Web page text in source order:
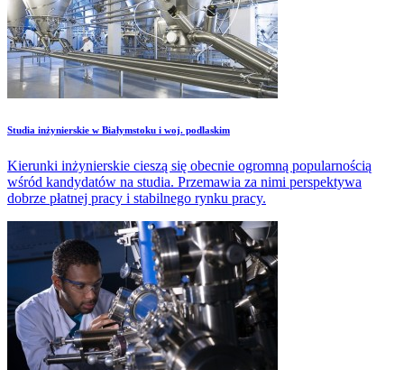
Studia inżynierskie w Białymstoku i woj. podlaskim
Kierunki inżynierskie cieszą się obecnie ogromną popularnością
wśród kandydatów na studia. Przemawia za nimi perspektywa
dobrze płatnej pracy i stabilnego rynku pracy.